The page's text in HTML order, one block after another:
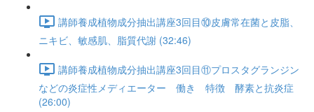
講師養成植物成分抽出講座3回目⑩皮膚常在菌と皮脂、
ニキビ、敏感肌、脂質代謝 (32:46)
講師養成植物成分抽出講座3回目⑪プロスタグランジン
などの炎症性メディエーター 働き 特徴 酵素と抗炎症
(26:00)